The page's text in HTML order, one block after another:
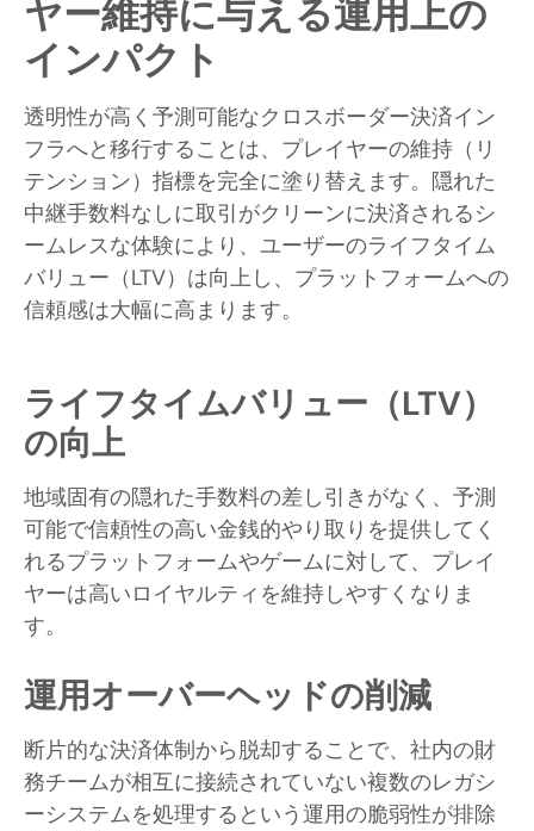
ヤー維持に与える運用上の
インパクト
透明性が高く予測可能なクロスボーダー決済イン
フラへと移行することは、プレイヤーの維持（リ
テンション）指標を完全に塗り替えます。隠れた
中継手数料なしに取引がクリーンに決済されるシ
ームレスな体験により、ユーザーのライフタイム
バリュー（LTV）は向上し、プラットフォームへの
信頼感は大幅に高まります。
ライフタイムバリュー（LTV）
の向上
地域固有の隠れた手数料の差し引きがなく、予測
可能で信頼性の高い金銭的やり取りを提供してく
れるプラットフォームやゲームに対して、プレイ
ヤーは高いロイヤルティを維持しやすくなりま
す。
運用オーバーヘッドの削減
断片的な決済体制から脱却することで、社内の財
務チームが相互に接続されていない複数のレガシ
ーシステムを処理するという運用の脆弱性が排除